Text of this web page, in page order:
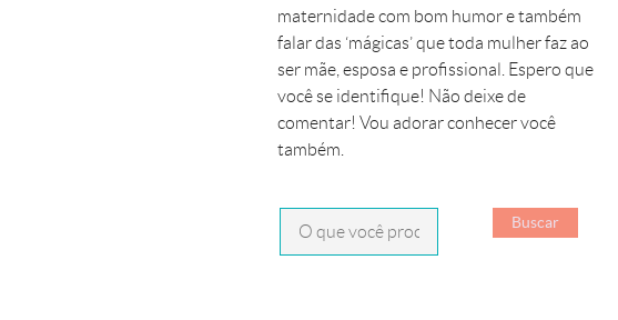
maternidade com bom humor e também
falar das ‘mágicas’ que toda mulher faz ao
ser mãe, esposa e profissional. Espero que
você se identifique! Não deixe de
comentar! Vou adorar conhecer você
também.